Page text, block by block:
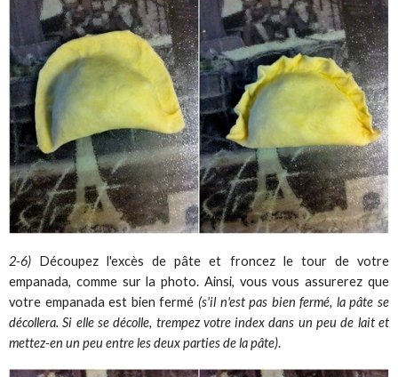
2-6) Découpez l'excès de pâte et froncez le tour de votre
empanada, comme sur la photo. Ainsi, vous vous assurerez que
votre empanada est bien fermé (s'il n'est pas bien fermé, la pâte se
décollera. Si elle se décolle, trempez votre index dans un peu de lait et
mettez-en un peu entre les deux parties de la pâte).